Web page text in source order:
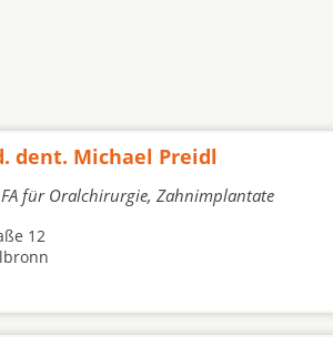
dent. Michael Preidl
für Oralchirurgie, Zahnimplantate
12